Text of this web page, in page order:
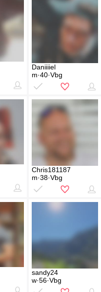
Daniiiiel
m·40·Vbg
Chris181187
m·38·Vbg
sandy24
w·56·Vbg